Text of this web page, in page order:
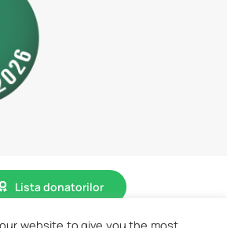
Lista donatorilor
website to give you the most